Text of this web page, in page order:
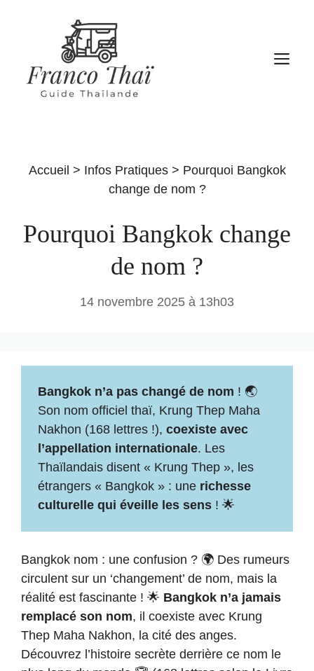
Accueil > Infos Pratiques> Pourquoi Bangkok
change de nom ?
Pourquoi Bangkok change
de nom ?
14 novembre 2025 à 13h03
Bangkok n’a pas changé de nom ! 🌏
Son nom officiel thaï, Krung Thep Maha
Nakhon (168 lettres !), coexiste avec
l’appellation internationale. Les
Thaïlandais disent « Krung Thep », les
étrangers « Bangkok » : une richesse
culturelle qui éveille les sens ! 🌟
Bangkok nom : une confusion ? 🌍 Des rumeurs
circulent sur un ‘changement’ de nom, mais la
réalité est fascinante ! 🌟 Bangkok n’a jamais
remplacé son nom, il coexiste avec Krung
Thep Maha Nakhon, la cité des anges.
Découvrez l’histoire secrète derrière ce nom le